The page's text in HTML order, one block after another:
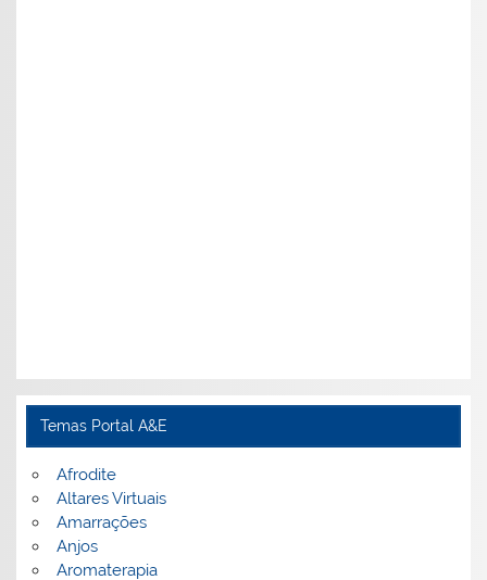
Temas Portal A&E
Afrodite
Altares Virtuais
Amarrações
Anjos
Aromaterapia